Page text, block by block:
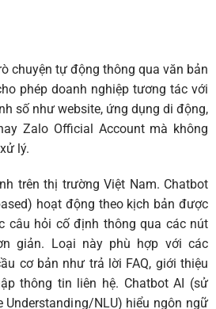
chuyện tự động thông qua văn bản
phép doanh nghiệp tương tác với
số như website, ứng dụng di động,
Zalo Official Account mà không
lý.
trên thị trường Việt Nam. Chatbot
hoạt động theo kịch bản được
câu hỏi cố định thông qua các nút
giản. Loại này phù hợp với các
cơ bản như trả lời FAQ, giới thiệu
thông tin liên hệ. Chatbot AI (sử
Understanding/NLU) hiểu ngôn ngữ